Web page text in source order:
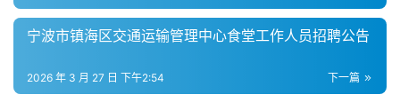
宁波市镇海区交通运输管理中心食堂工作人员招聘公告
下一篇
2026 年 3 月 27 日 下午2:54